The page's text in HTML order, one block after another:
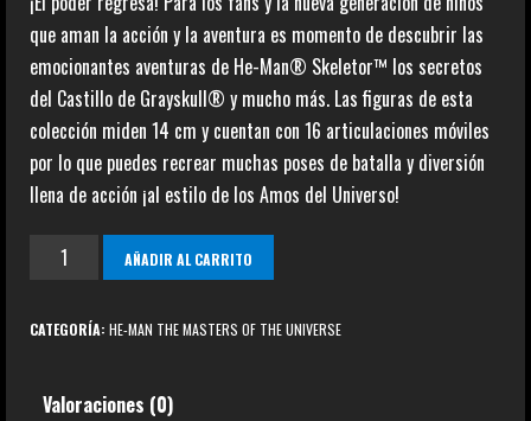
que aman la acción y la aventura es momento de descubrir las
emocionantes aventuras de He-Man® Skeletor™ los secretos
del Castillo de Grayskull® y mucho más. Las figuras de esta
colección miden 14 cm y cuentan con 16 articulaciones móviles
por lo que puedes recrear muchas poses de batalla y diversión
llena de acción ¡al estilo de los Amos del Universo!
King
cantidad
AÑADIR AL CARRITO
CATEGORÍA: HE-MAN THE MASTERS OF THE UNIVERSE
Valoraciones (0)